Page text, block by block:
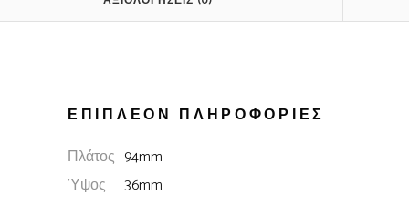
ΕΠΙΠΛΈΟΝ ΠΛΗΡΟΦΟΡΊΕΣ
Πλάτος 94mm
Ύψος
36mm